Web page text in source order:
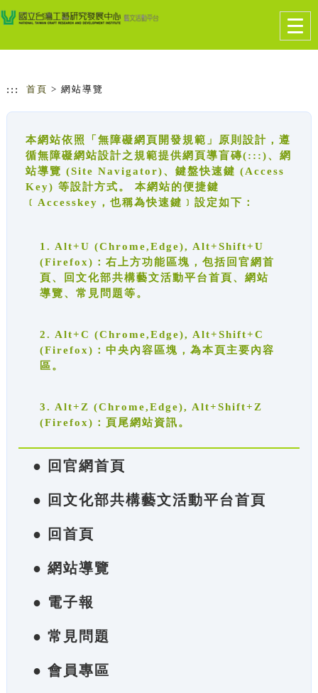
跳到主要內容
網站導覽
::: 首頁 > 網站導覽
本網站依照「無障礙網頁開發規範」原則設計，遵
循無障礙網站設計之規範提供網頁導盲磚(:::)、網
站導覽 (Site Navigator)、鍵盤快速鍵 (Access
Key) 等設計方式。 本網站的便捷鍵
﹝Accesskey，也稱為快速鍵﹞設定如下：
1. Alt+U (Chrome,Edge), Alt+Shift+U
(Firefox)：右上方功能區塊，包括回官網首
頁、回文化部共構藝文活動平台首頁、網站
導覽、常見問題等。
2. Alt+C (Chrome,Edge), Alt+Shift+C
(Firefox)：中央內容區塊，為本頁主要內容
區。
3. Alt+Z (Chrome,Edge), Alt+Shift+Z
(Firefox)：頁尾網站資訊。
● 回官網首頁
● 回文化部共構藝文活動平台首頁
● 回首頁
● 網站導覽
● 電子報
● 常見問題
● 會員專區